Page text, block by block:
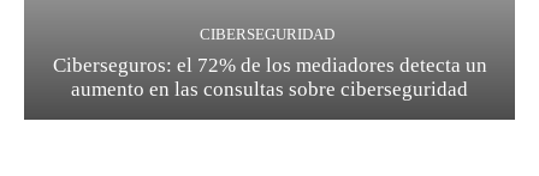
CIBERSEGURIDAD
Ciberseguros: el 72% de los mediadores detecta un
aumento en las consultas sobre ciberseguridad